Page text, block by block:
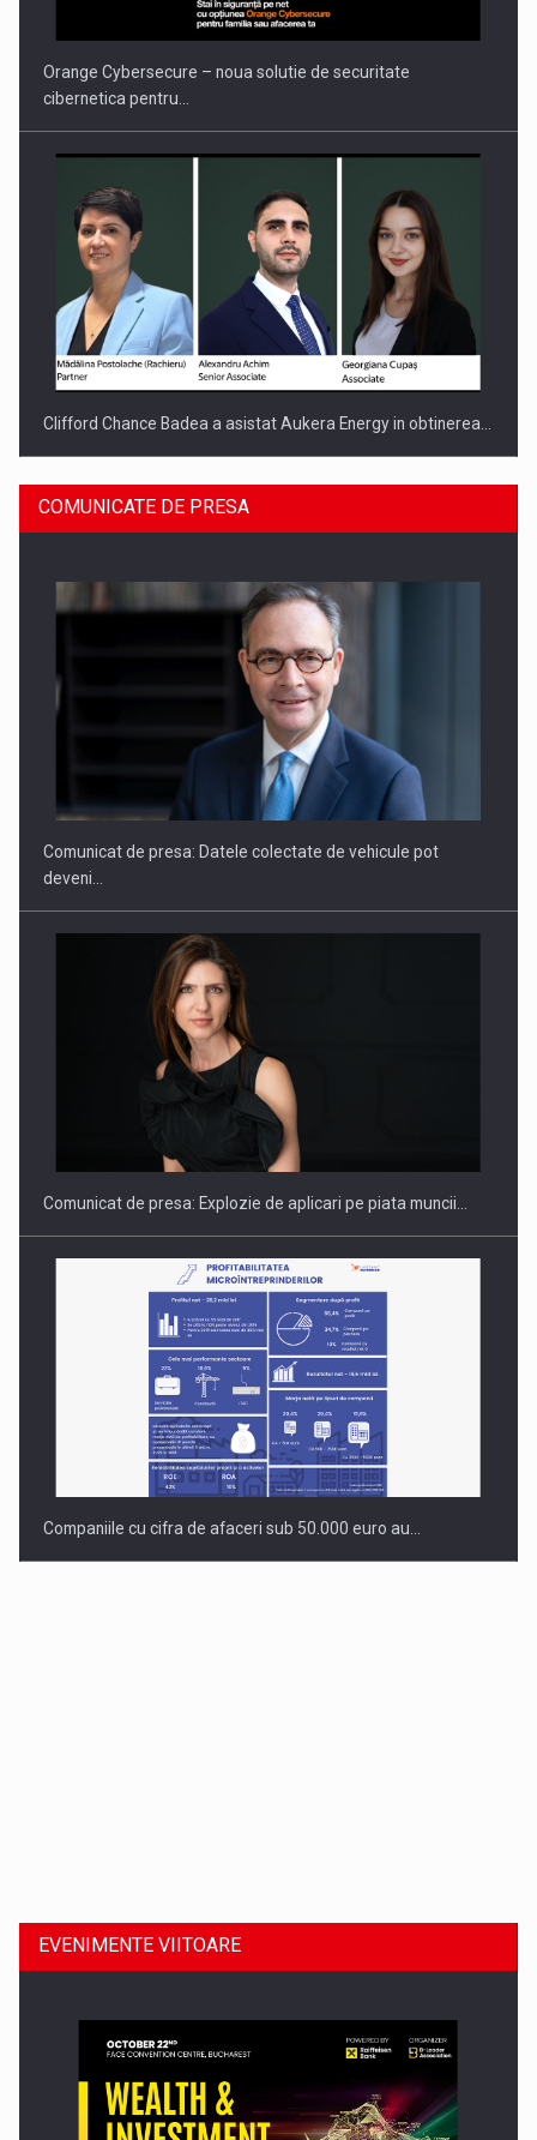
INTERNATIONAL BUSINESS SCENE
Orange Cybersecure – noua solutie de securitate
cibernetica pentru…
Clifford Chance Badea a asistat Aukera Energy in obtinerea…
SAPTE PERSONALITATI DIN MEDIUL DE AFACERI, ACADEMIC
Hard Enduro Piatra Craiului 2026, fueled by benzinariile RO…
COMUNICATE DE PRESA
Comunicat de presa: Datele colectate de vehicule pot
deveni…
Comunicat de presa: Explozie de aplicari pe piata muncii…
Companiile cu cifra de afaceri sub 50.000 euro au…
EVENIMENTE VIITOARE